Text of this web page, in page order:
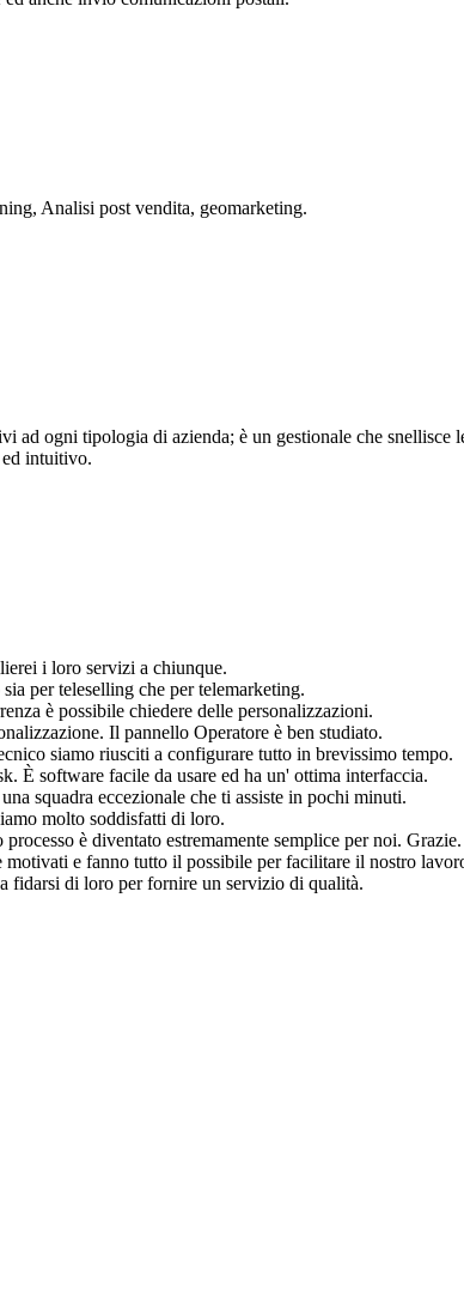
Analisi post vendita, geomarketing.
ogni tipologia di azienda; è un gestionale che snellisce
intuitivo.